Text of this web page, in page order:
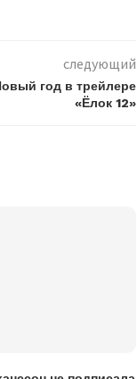
следующий
год в трейлере
«Ёлок 12»